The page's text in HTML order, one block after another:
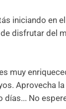
iniciando en
disfrutar del
muy
Aprovecha la
días... No